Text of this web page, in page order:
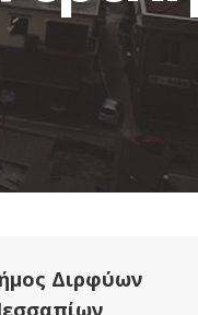
Διρφύων